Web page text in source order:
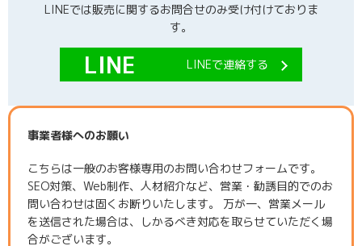
LINEでは販売に関するお問合せのみ受け付けておりま
す。
LINEで連絡する
事業者様へのお願い
こちらは一般のお客様専用のお問い合わせフォームです。
SEO対策、Web制作、人材紹介など、営業・勧誘目的でのお
問い合わせは固くお断りいたします。 万が一、営業メール
を送信された場合は、しかるべき対応を取らせていただく場
合がございます。